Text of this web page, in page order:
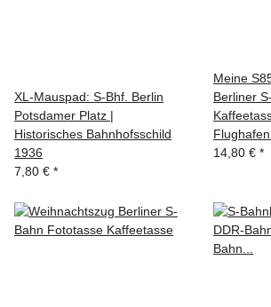
XL-Mauspad: S-Bhf. Berlin
Potsdamer Platz |
Historisches Bahnhofsschild
1936
7,80 € *
Meine
Berliner
14,80 € *